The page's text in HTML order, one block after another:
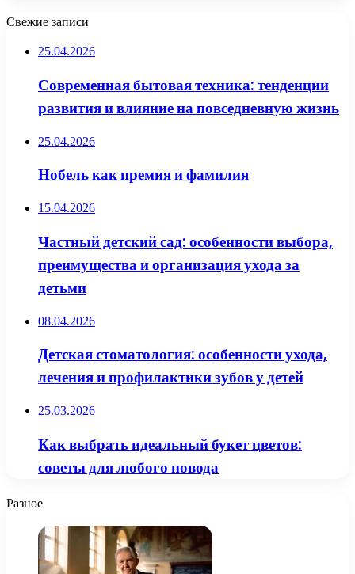
Свежие записи
25.04.2026
Современная бытовая техника: тенденции
развития и влияние на повседневную жизнь
25.04.2026
Нобель как премия и фамилия
15.04.2026
Частный детский сад: особенности выбора,
преимущества и организация ухода за
детьми
08.04.2026
Детская стоматология: особенности ухода,
лечения и профилактики зубов у детей
25.03.2026
Как выбрать идеальный букет цветов:
советы для любого повода
Разное